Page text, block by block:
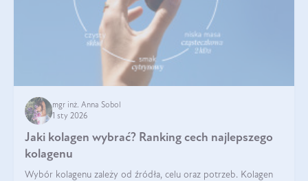
mgr inż. Anna Sobol
1 sty 2026
Jaki kolagen wybrać? Ranking cech najlepszego
kolagenu
Wybór kolagenu zależy od źródła, celu oraz potrzeb. Kolagen